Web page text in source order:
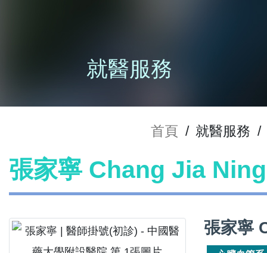
就醫服務
首頁 / 就醫服務 /
張家寧 Chang Jia
張家寧